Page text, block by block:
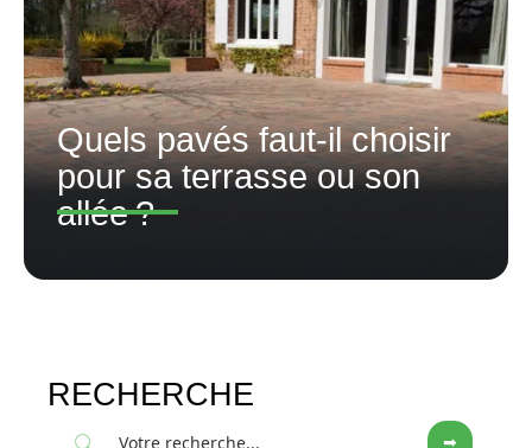
Quels pavés faut-il choisir
pour sa terrasse ou son
allée ?
RECHERCHE